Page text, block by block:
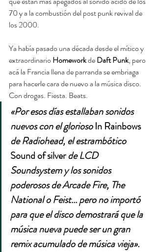
70 y a la combustión del post punk revival de
los 2000.
Ya había pasado una década desde el mítico y
extraordinario Homework de Daft Punk, pero
acá la Francia llena de parranda se embriaga
para hacerle cara de nuevo a la música disco.
Con drogas. Fiesta. Beats.
«Por esos días estallaban sonidos
nuevos con el glorioso In Rainbows
de Radiohead, el estrambótico
Sound of silver de LCD
Soundsystem y los sonidos
poderosos de Arcade Fire, The
National o Feist... pero no importó
para que el disco demostrará que la
música nueva puede ser un gran
remix acumulado de música vieja».